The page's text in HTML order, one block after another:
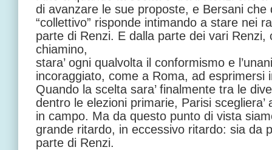
di avanzare le sue proposte, e Bersani che
“collettivo” risponde intimando a stare nei
parte di Renzi. E dalla parte dei vari Renzi,
chiamino,
stara’ ogni qualvolta il conformismo e
incoraggiato, come a Roma, ad esprimersi
Quando la scelta sara’ finalmente tra le
dentro le elezioni primarie, Parisi
in campo. Ma da questo punto di vista
grande ritardo, in eccessivo ritardo: sia da
parte di Renzi.